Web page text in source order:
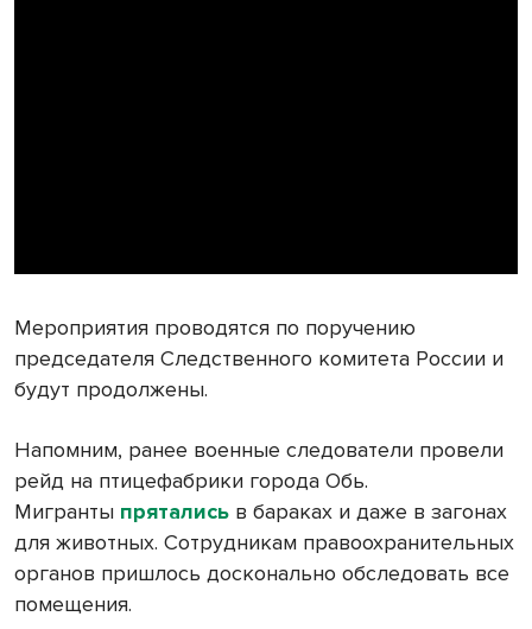
Мероприятия проводятся по поручению
председателя Следственного комитета России и
будут продолжены.
Напомним, ранее военные следователи провели
рейд на птицефабрики города Обь.
Мигранты прятались в бараках и даже в загонах
для животных. Сотрудникам правоохранительных
органов пришлось досконально обследовать все
помещения.